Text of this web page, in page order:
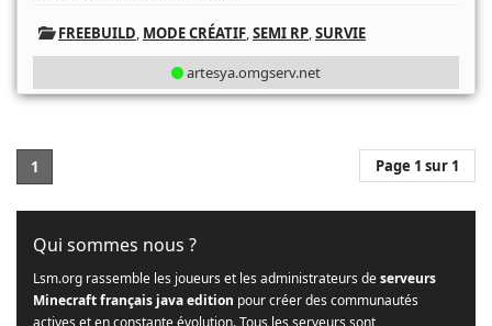
FREEBUILD, MODE CRÉATIF,SEMI RP,SURVIE
artesya.omgserv.net
1 Page 1 sur 1
Qui sommes nous ?
Lsm.org rassemble les joueurs et les administrateurs deserveurs
Minecraft français java edition pour créer des communautés
actives et en constante évolution. Tous les serveurs sont